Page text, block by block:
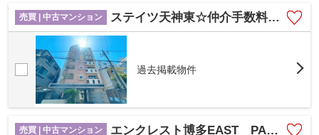
売買 | 中古マンション ステイツ天神東☆仲介手数料無料☆
過去掲載物件
売買 | 中古マンション エンクレスト博多EAST PARK☆仲介手数料無料☆